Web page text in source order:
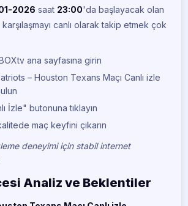
2026 saat 23:00'da başlayacak olan
canlı olarak takip etmek çok
ana sayfasına girin
– Houston Texans Maçı Canlı izle
İzle" butonuna tıklayın
maç keyfini çıkarın
deneyimi için stabil internet
Analiz ve Beklentiler